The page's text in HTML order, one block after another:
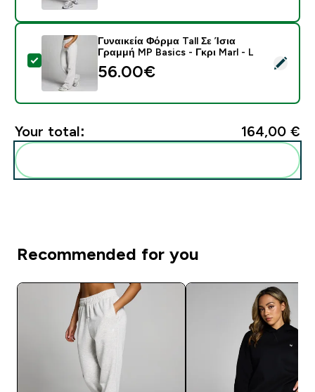
Select this product - Γυναικεία Φόρμα Tall Σε Ίσια
Γυναικεία Φόρμα Tall Σε Ίσια
Γραμμή MP Basics - Γκρι Marl - L
56.00€‎
Your total: 164,00 €‎
Recommended for you